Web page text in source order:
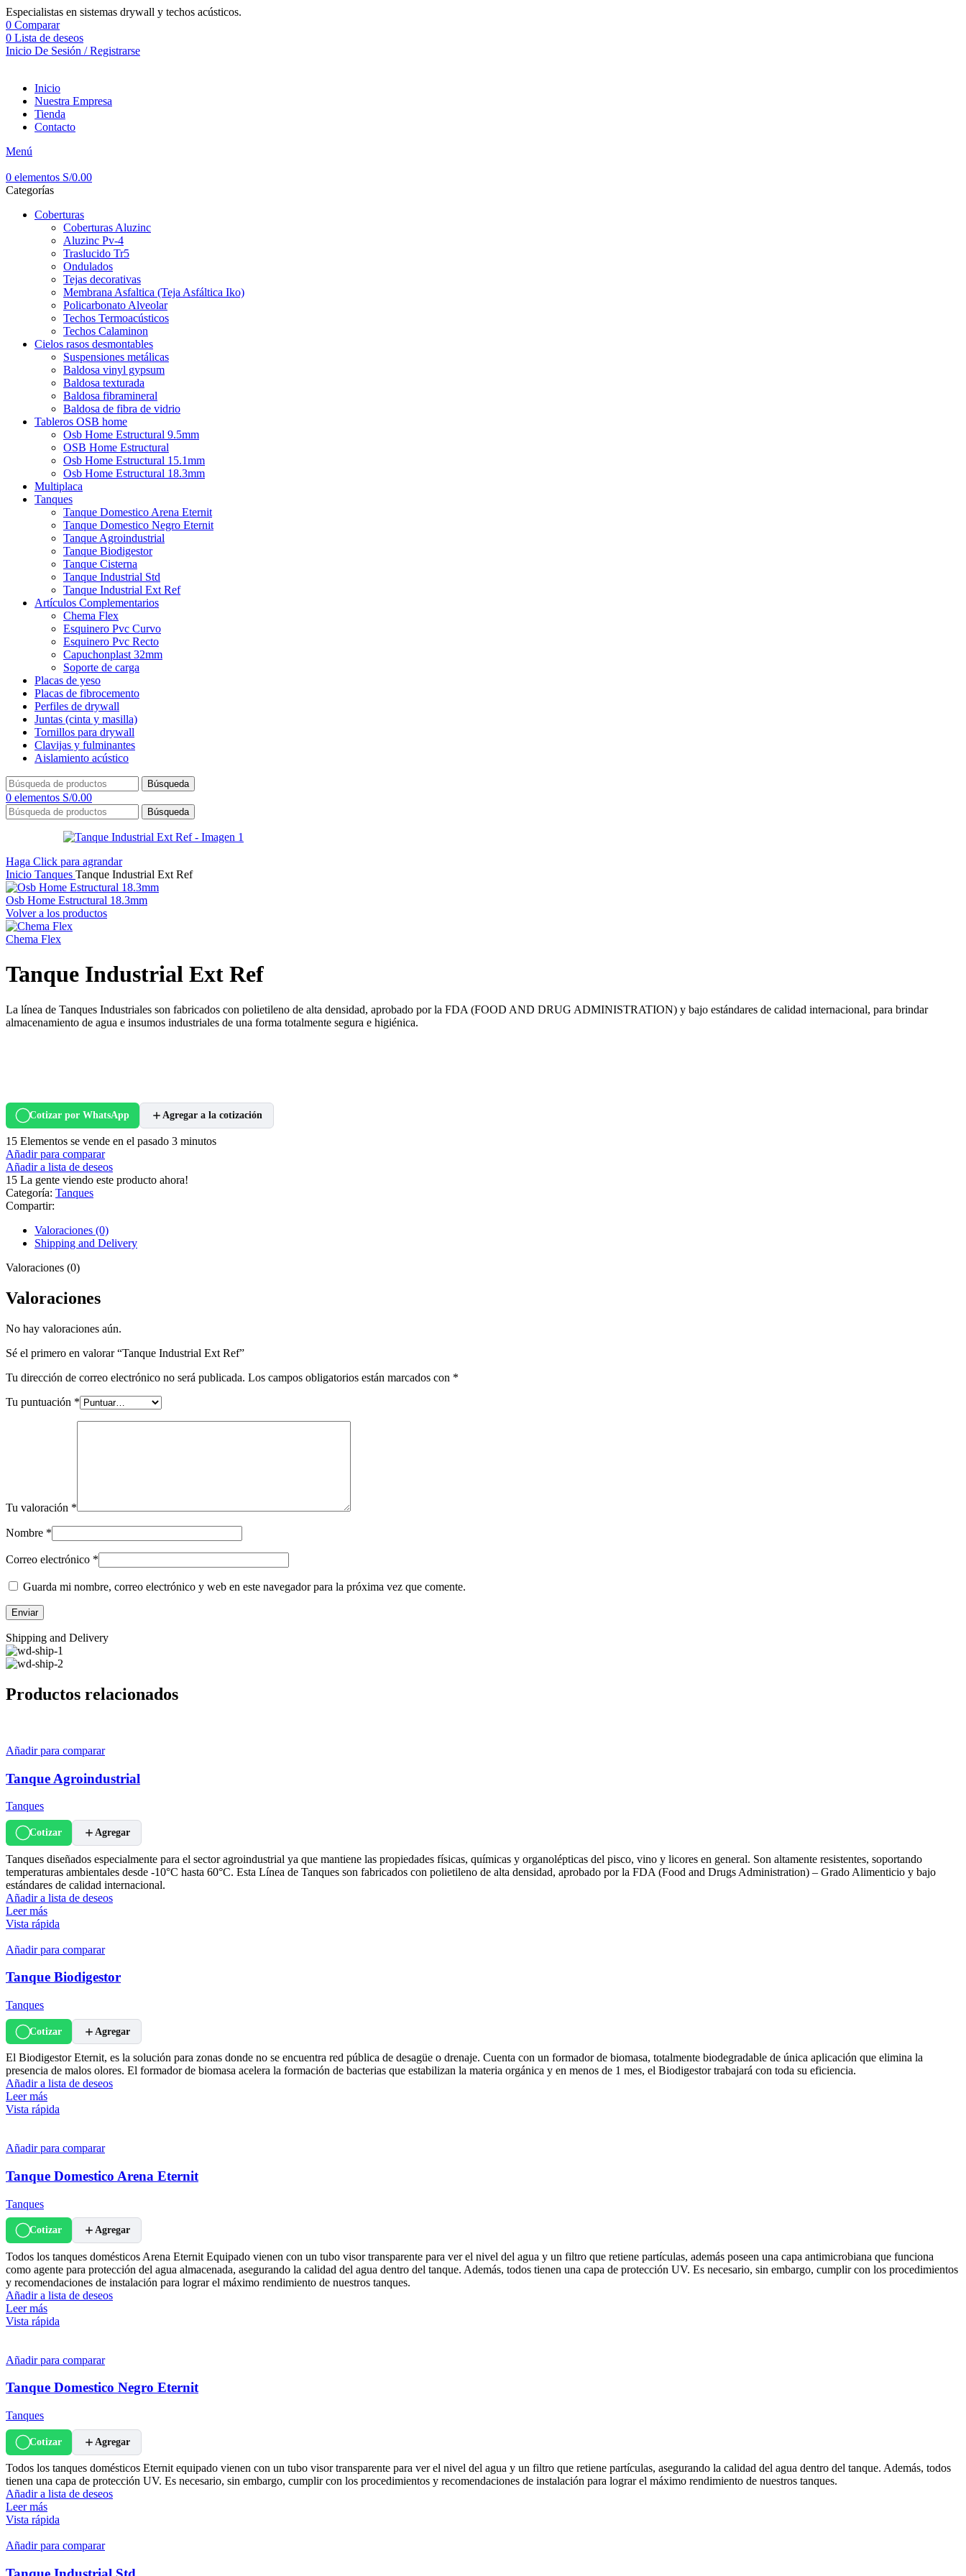
Especialistas en sistemas drywall y techos acústicos.
0 Comparar
0 Lista de deseos
Inicio De Sesión / Registrarse
Inicio
Nuestra Empresa
Tienda
Contacto
Menú
0 elementos S/0.00
Categorías
Coberturas
Coberturas Aluzinc
Aluzinc Pv-4
Traslucido Tr5
Ondulados
Tejas decorativas
Membrana Asfaltica (Teja Asfáltica Iko)
Policarbonato Alveolar
Techos Termoacústicos
Techos Calaminon
Cielos rasos desmontables
Suspensiones metálicas
Baldosa vinyl gypsum
Baldosa texturada
Baldosa fibramineral
Baldosa de fibra de vidrio
Tableros OSB home
Osb Home Estructural 9.5mm
OSB Home Estructural
Osb Home Estructural 15.1mm
Osb Home Estructural 18.3mm
Multiplaca
Tanques
Tanque Domestico Arena Eternit
Tanque Domestico Negro Eternit
Tanque Agroindustrial
Tanque Biodigestor
Tanque Cisterna
Tanque Industrial Std
Tanque Industrial Ext Ref
Artículos Complementarios
Chema Flex
Esquinero Pvc Curvo
Esquinero Pvc Recto
Capuchonplast 32mm
Soporte de carga
Placas de yeso
Placas de fibrocemento
Perfiles de drywall
Juntas (cinta y masilla)
Tornillos para drywall
Clavijas y fulminantes
Aislamiento acústico
Búsqueda
0 elementos S/0.00
Búsqueda
Haga Click para agrandar
Inicio Tanques Tanque Industrial Ext Ref
Osb Home Estructural 18.3mm
Volver a los productos
Chema Flex
Tanque Industrial Ext Ref
La línea de Tanques Industriales son fabricados con polietileno de alta densidad, aprobado por la FDA (FOOD AND DRUG ADMINISTRATION) y bajo estándares de calidad internacional, para brindar
almacenamiento de agua e insumos industriales de una forma totalmente segura e higiénica.
Cotizar por WhatsApp Agregar a la cotización
15 Elementos se vende en el pasado 3 minutos
Añadir para comparar
Añadir a lista de deseos
15 La gente viendo este producto ahora!
Categoría: Tanques
Compartir:
Valoraciones (0)
Shipping and Delivery
Valoraciones (0)
Valoraciones
No hay valoraciones aún.
Sé el primero en valorar “Tanque Industrial Ext Ref”
Tu dirección de correo electrónico no será publicada. Los campos obligatorios están marcados con *
Tu puntuación *
Tu valoración *
Nombre *
Correo electrónico *
Guarda mi nombre, correo electrónico y web en este navegador para la próxima vez que comente.
Shipping and Delivery
Productos relacionados
Añadir para comparar
Tanque Agroindustrial
Tanques
Cotizar Agregar
Tanques diseñados especialmente para el sector agroindustrial ya que mantiene las propiedades físicas, químicas y organolépticas del pisco, vino y licores en general. Son altamente resistentes, soportando
temperaturas ambientales desde -10°C hasta 60°C. Esta Línea de Tanques son fabricados con polietileno de alta densidad, aprobado por la FDA (Food and Drugs Administration) – Grado Alimenticio y bajo
estándares de calidad internacional.
Añadir a lista de deseos
Leer más
Vista rápida
Añadir para comparar
Tanque Biodigestor
Tanques
Cotizar Agregar
El Biodigestor Eternit, es la solución para zonas donde no se encuentra red pública de desagüe o drenaje. Cuenta con un formador de biomasa, totalmente biodegradable de única aplicación que elimina la
presencia de malos olores. El formador de biomasa acelera la formación de bacterias que estabilizan la materia orgánica y en menos de 1 mes, el Biodigestor trabajará con toda su eficiencia.
Añadir a lista de deseos
Leer más
Vista rápida
Añadir para comparar
Tanque Domestico Arena Eternit
Tanques
Cotizar Agregar
Todos los tanques domésticos Arena Eternit Equipado vienen con un tubo visor transparente para ver el nivel del agua y un filtro que retiene partículas, además poseen una capa antimicrobiana que funciona
como agente para protección del agua almacenada, asegurando la calidad del agua dentro del tanque. Además, todos tienen una capa de protección UV. Es necesario, sin embargo, cumplir con los procedimientos
y recomendaciones de instalación para lograr el máximo rendimiento de nuestros tanques.
Añadir a lista de deseos
Leer más
Vista rápida
Añadir para comparar
Tanque Domestico Negro Eternit
Tanques
Cotizar Agregar
Todos los tanques domésticos Eternit equipado vienen con un tubo visor transparente para ver el nivel del agua y un filtro que retiene partículas, asegurando la calidad del agua dentro del tanque. Además, todos
tienen una capa de protección UV. Es necesario, sin embargo, cumplir con los procedimientos y recomendaciones de instalación para lograr el máximo rendimiento de nuestros tanques.
Añadir a lista de deseos
Leer más
Vista rápida
Añadir para comparar